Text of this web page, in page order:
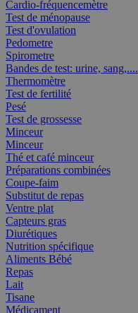
Cardio-fréquencemètre
Test de ménopause
Test d'ovulation
Pedometre
Spirometre
Bandes de test: urine, sang,....
Thermomètre
Test de fertilité
Pesé
Test de grossesse
Minceur
Minceur
Thé et café minceur
Préparations combinées
Coupe-faim
Substitut de repas
Ventre plat
Capteurs gras
Diurétiques
Nutrition spécifique
Aliments Bébé
Repas
Lait
Tisane
Médicament